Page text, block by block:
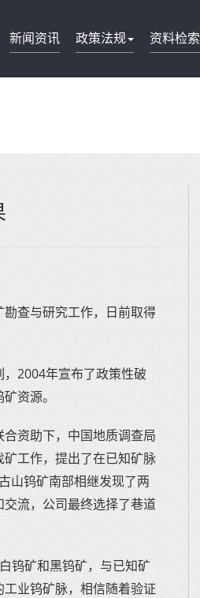
新闻资讯 政策法规 资料检索
查与研究工作，日前取得
2004年宣布了政策性破
资源。
资助下，中国地质调查局
工作，提出了在已知矿脉
山钨矿南部相继发现了两
流，公司最终选择了巷道
钨矿和黑钨矿，与已知矿
业钨矿脉，相信随着验证